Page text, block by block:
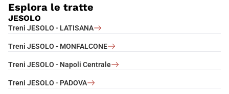
Esplora le tratte
JESOLO
Treni JESOLO - LATISANA
Treni JESOLO - MONFALCONE
Treni JESOLO - Napoli Centrale
Treni JESOLO - PADOVA